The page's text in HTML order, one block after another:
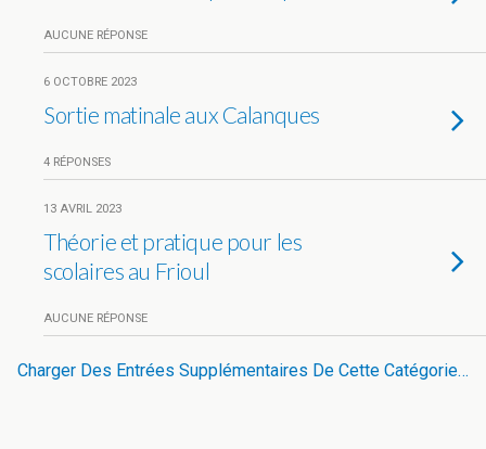
AUCUNE RÉPONSE
6 OCTOBRE 2023
Sortie matinale aux Calanques
4 RÉPONSES
13 AVRIL 2023
Théorie et pratique pour les
scolaires au Frioul
AUCUNE RÉPONSE
Charger Des Entrées Supplémentaires De Cette Catégorie…